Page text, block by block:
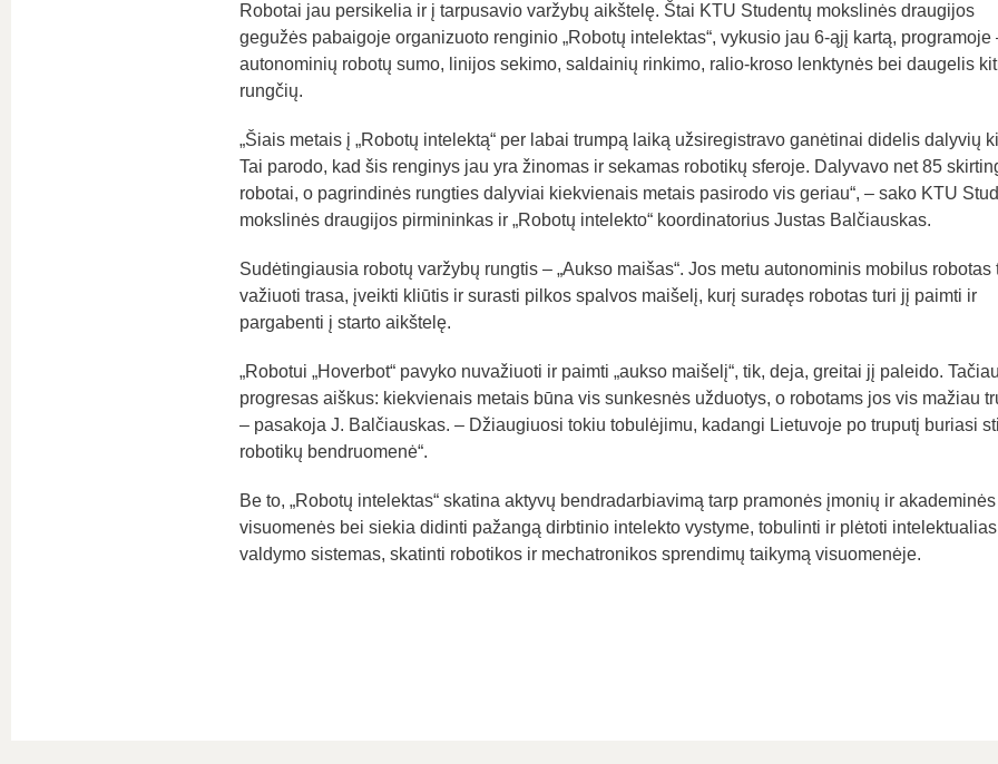
Robotai jau persikelia ir į tarpusavio varžybų aikštelę. Štai KTU Studentų mokslinės draugijos
gegužės pabaigoje organizuoto renginio „Robotų intelektas“, vykusio jau 6-ąjį kartą, programoje
autonominių robotų sumo, linijos sekimo, saldainių rinkimo, ralio-kroso lenktynės bei daugelis
rungčių.
„Šiais metais į „Robotų intelektą“ per labai trumpą laiką užsiregistravo ganėtinai didelis dalyvių
Tai parodo, kad šis renginys jau yra žinomas ir sekamas robotikų sferoje. Dalyvavo net 85
robotai, o pagrindinės rungties dalyviai kiekvienais metais pasirodo vis geriau“, – sako KTU
mokslinės draugijos pirmininkas ir „Robotų intelekto“ koordinatorius Justas Balčiauskas.
Sudėtingiausia robotų varžybų rungtis – „Aukso maišas“. Jos metu autonominis mobilus robotas
važiuoti trasa, įveikti kliūtis ir surasti pilkos spalvos maišelį, kurį suradęs robotas turi jį paimti ir
pargabenti į starto aikštelę.
„Robotui „Hoverbot“ pavyko nuvažiuoti ir paimti „aukso maišelį“, tik, deja, greitai jį paleido. Tačiau
progresas aiškus: kiekvienais metais būna vis sunkesnės užduotys, o robotams jos vis mažiau
– pasakoja J. Balčiauskas. – Džiaugiuosi tokiu tobulėjimu, kadangi Lietuvoje po truputį buriasi
robotikų bendruomenė“.
Be to, „Robotų intelektas“ skatina aktyvų bendradarbiavimą tarp pramonės įmonių ir akademinės
visuomenės bei siekia didinti pažangą dirbtinio intelekto vystyme, tobulinti ir plėtoti intelektualias
valdymo sistemas, skatinti robotikos ir mechatronikos sprendimų taikymą visuomenėje.